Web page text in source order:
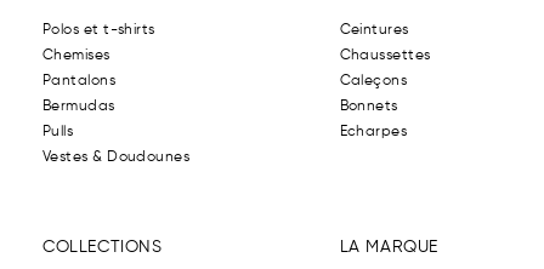
Polos et t-shirts
Chemises
Pantalons
Bermudas
Pulls
Vestes & Doudounes
Ceintures
Chaussettes
Caleçons
Bonnets
Echarpes
LA MARQUE
COLLECTIONS